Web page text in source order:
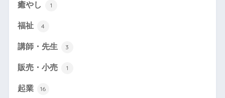
癒やし 1
福祉 4
講師・先生 3
販売・小売 1
起業 16